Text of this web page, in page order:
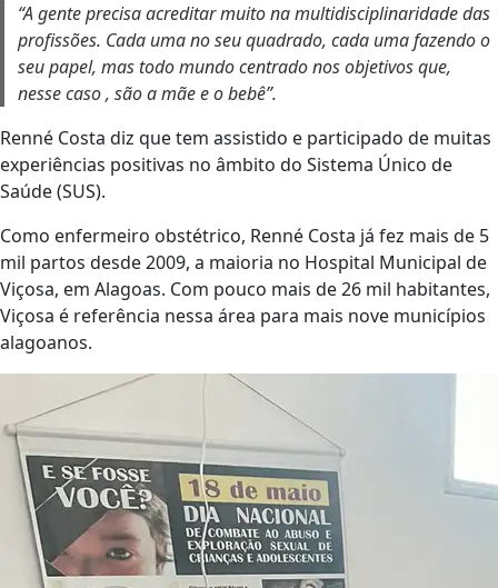
“A gente precisa acreditar muito na multidisciplinaridade das
profissões. Cada uma no seu quadrado, cada uma fazendo o
seu papel, mas todo mundo centrado nos objetivos que,
nesse caso , são a mãe e o bebê”.
Renné Costa diz que tem assistido e participado de muitas
experiências positivas no âmbito do Sistema Único de
Saúde (SUS).
Como enfermeiro obstétrico, Renné Costa já fez mais de 5
mil partos desde 2009, a maioria no Hospital Municipal de
Viçosa, em Alagoas. Com pouco mais de 26 mil habitantes,
Viçosa é referência nessa área para mais nove municípios
alagoanos.